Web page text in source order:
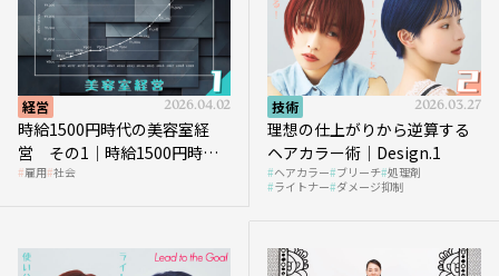
経営 2026.04.02
時給1500円時代の美容室経
営 その1｜時給1500円時代
へ向かう社会的背景
雇用 社会
技術 2026.03.27
理想の仕上がりから逆算する
ヘアカラー術｜Design.1
ヘアカラー ブリーチ 処理剤
ライトナー ダメージ抑制